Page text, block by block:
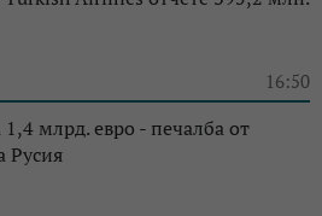
16:50
млрд. евро - печалба от
Русия